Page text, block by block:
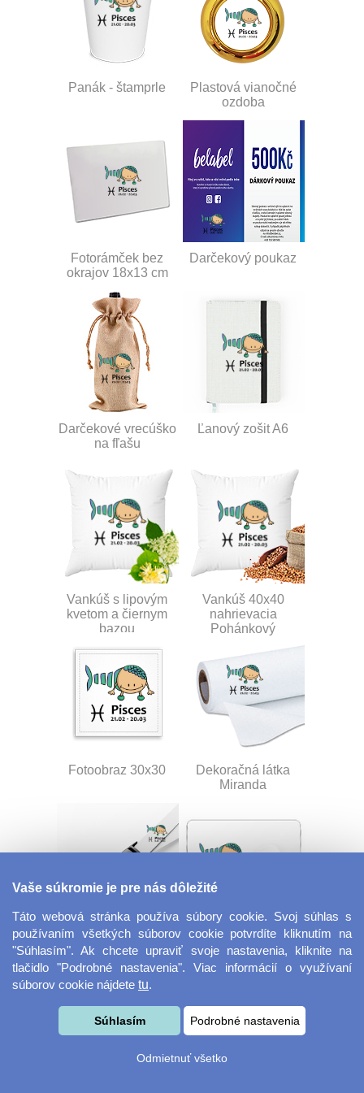
Panák - štamprle
Plastová vianočné
ozdoba
Fotorámček bez
okrajov 18x13 cm
Darčekový poukaz
Darčekové vrecúško
na fľašu
Ľanový zošit A6
Vankúš s lipovým
kvetom a čiernym
bazou
Vankúš 40x40
nahrievacia
Pohánkový
Fotoobraz 30x30
Dekoračná látka
Miranda
Šnúrka na kľúče s
prackou
Veľká herná
podložka pod myš
Vaše súkromie je pre nás dôležité
Táto webová stránka používa súbory cookie. Svoj súhlas s
používaním všetkých súborov cookie potvrdíte kliknutím na
"Súhlasím". Ak chcete upraviť svoje nastavenia, kliknite na
tlačidlo "Podrobné nastavenia". Viac informácií o využívaní
súborov cookie nájdete tu.
Súhlasím Podrobné nastavenia
Odmietnuť všetko